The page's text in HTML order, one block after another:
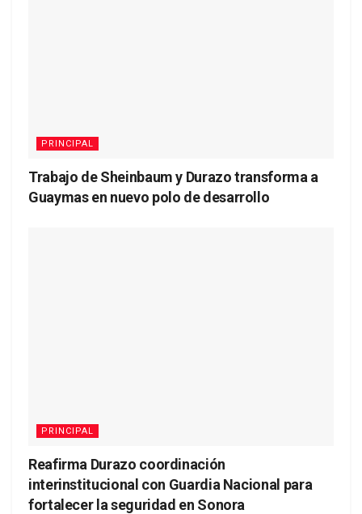
PRINCIPAL
Trabajo de Sheinbaum y Durazo transforma a
Guaymas en nuevo polo de desarrollo
PRINCIPAL
Reafirma Durazo coordinación
interinstitucional con Guardia Nacional para
fortalecer la seguridad en Sonora